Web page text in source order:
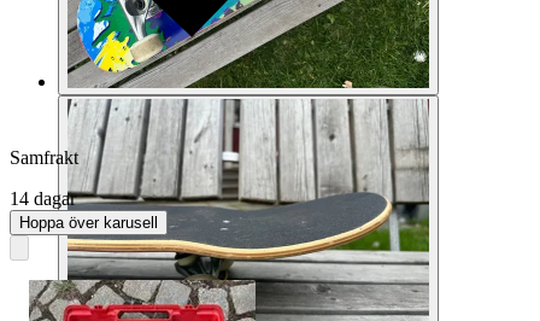
Samfrakt
14 dagar
Hoppa över karusell